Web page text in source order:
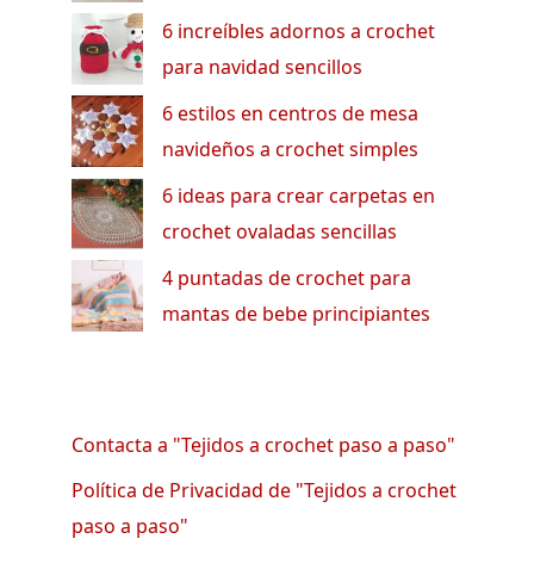
6 increíbles adornos a crochet
para navidad sencillos
6 estilos en centros de mesa
navideños a crochet simples
6 ideas para crear carpetas en
crochet ovaladas sencillas
4 puntadas de crochet para
mantas de bebe principiantes
Contacta a "Tejidos a crochet paso a paso"
Política de Privacidad de "Tejidos a crochet
paso a paso"